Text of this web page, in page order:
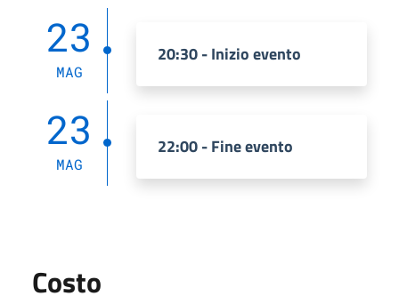
23
MAG
20:30 - Inizio evento
23
MAG
22:00 - Fine evento
Costo